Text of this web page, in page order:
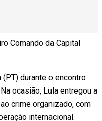
Comando da Capital
durante o encontro
ocasião, Lula entregou a
crime organizado, com
internacional.